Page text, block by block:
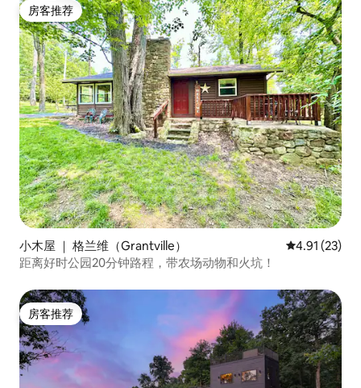
房客推荐
房客推荐
小木屋 ｜ 格兰维（Grantville） 平均评分
4.91 (23)
距离好时公园20分钟路程，带农场动物和火坑！
房客推荐
房客推荐